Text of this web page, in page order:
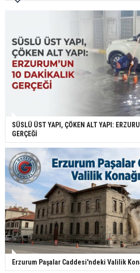
SÜSLÜ ÜST YAPI, ÇÖKEN ALT YAPI:
GERÇEĞİ
Erzurum Paşalar Caddesi'ndeki Valilik